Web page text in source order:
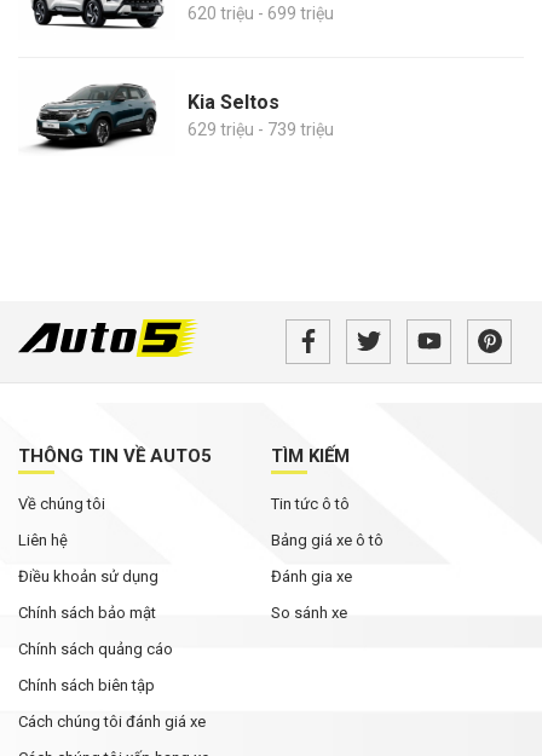
620 triệu - 699 triệu
Kia Seltos
629 triệu - 739 triệu
THÔNG TIN VỀ AUTO5
Về chúng tôi
Liên hệ
Điều khoản sử dụng
Chính sách bảo mật
Chính sách quảng cáo
Chính sách biên tập
Cách chúng tôi đánh giá xe
TÌM KIẾM
Tin tức ô tô
Bảng giá xe ô tô
Đánh gia xe
So sánh xe